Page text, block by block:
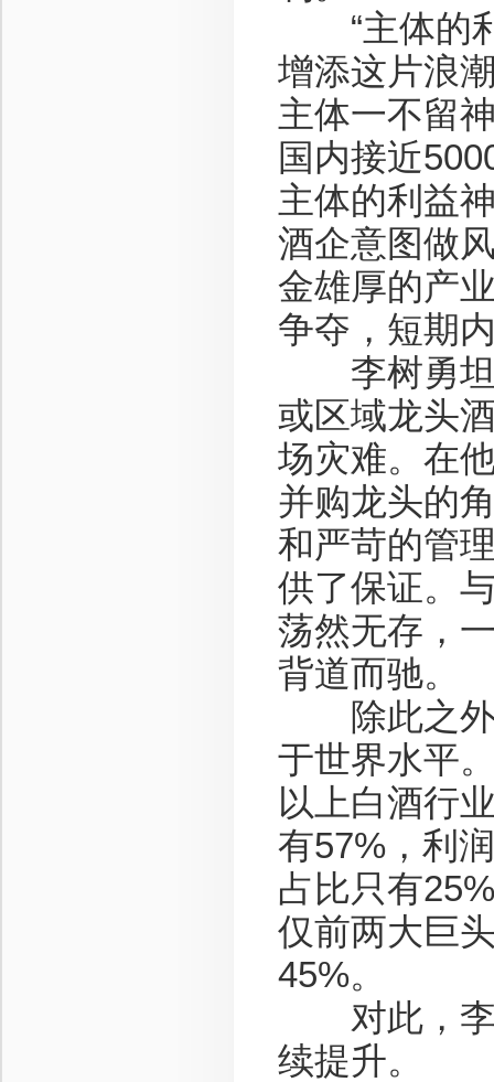
“主体的利
增添这片浪
主体一不留
国内接近
主体的利益
酒企意图做
金雄厚的产
争夺，短期
李树勇坦
或区域龙头
场灾难。在
并购龙头的
和严苛的管
供了保证。
荡然无存，
背道而驰。
除此之外
于世界水平
以上白酒行
有57%，利
占比只有
仅前两大巨
45%。
对此，李
续提升。